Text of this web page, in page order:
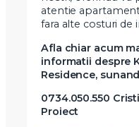
atentie
fara alte costuri de
Afla chiar acum
informatii despre
Residence,
0734.050.550
Proiect